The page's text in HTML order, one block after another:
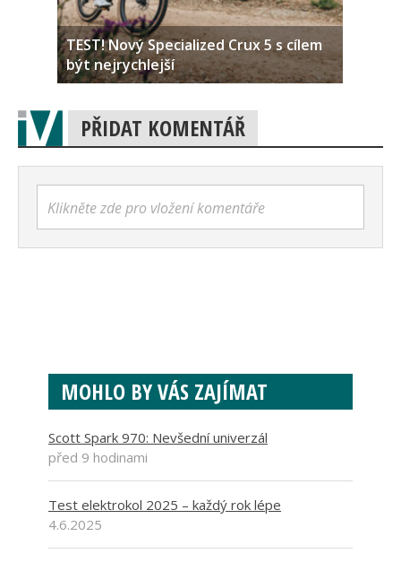
TEST! Nový Specialized Crux 5 s cílem
být nejrychlejší
PŘIDAT KOMENTÁŘ
Klikněte zde pro vložení komentáře
MOHLO BY VÁS ZAJÍMAT
Scott Spark 970: Nevšední univerzál
před 9 hodinami
Test elektrokol 2025 – každý rok lépe
4.6.2025